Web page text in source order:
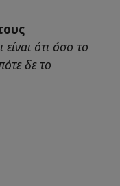
ότι όσο το
δε το